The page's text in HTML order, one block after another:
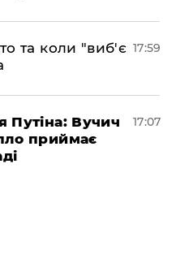
та коли "виб'є 17:59
Путіна: Вучич
приймає
17:07